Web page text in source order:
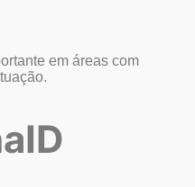
em áreas com